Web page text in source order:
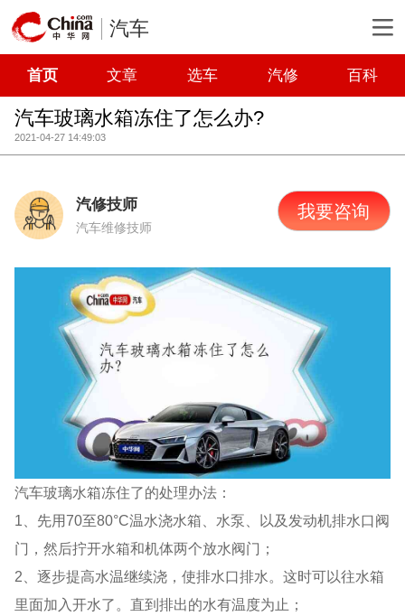
汽车
首页 文章 选车 汽修 百科
汽车玻璃水箱冻住了怎么办?
2021-04-27 14:49:03
汽修技师
汽车维修技师
我要咨询
汽车玻璃水箱冻住了的处理办法：
1、先用70至80°C温水浇水箱、水泵、以及发动机排水口阀
门，然后拧开水箱和机体两个放水阀门；
2、逐步提高水温继续浇，使排水口排水。这时可以往水箱
里面加入开水了。直到排出的水有温度为止；